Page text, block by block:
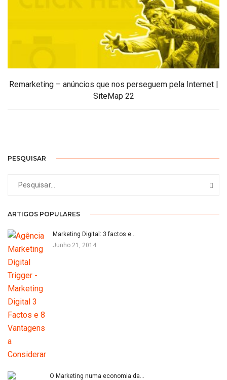
Remarketing – anúncios que nos perseguem pela Internet |
SiteMap 22
PESQUISAR
ARTIGOS POPULARES
Marketing Digital: 3 factos e…
Junho 21, 2014
O Marketing numa economia da…